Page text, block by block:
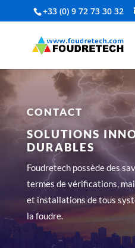
+33 (0) 9 72 73 30 32‬
CONTACT
SOLUTIONS
DURABLES
Foudretech possède des
termes de vérifications,
et installations de tous
la foudre.